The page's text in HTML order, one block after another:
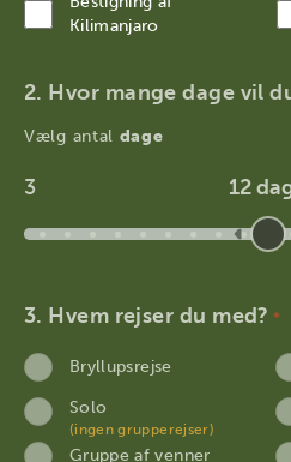
Kilimanjaro
Hvor mange dage vil
Vælg antal dage
3 12
Hvem rejser du med? *
Bryllupsrejse
Solo
(ingen grupperejser)
Gruppe af venner